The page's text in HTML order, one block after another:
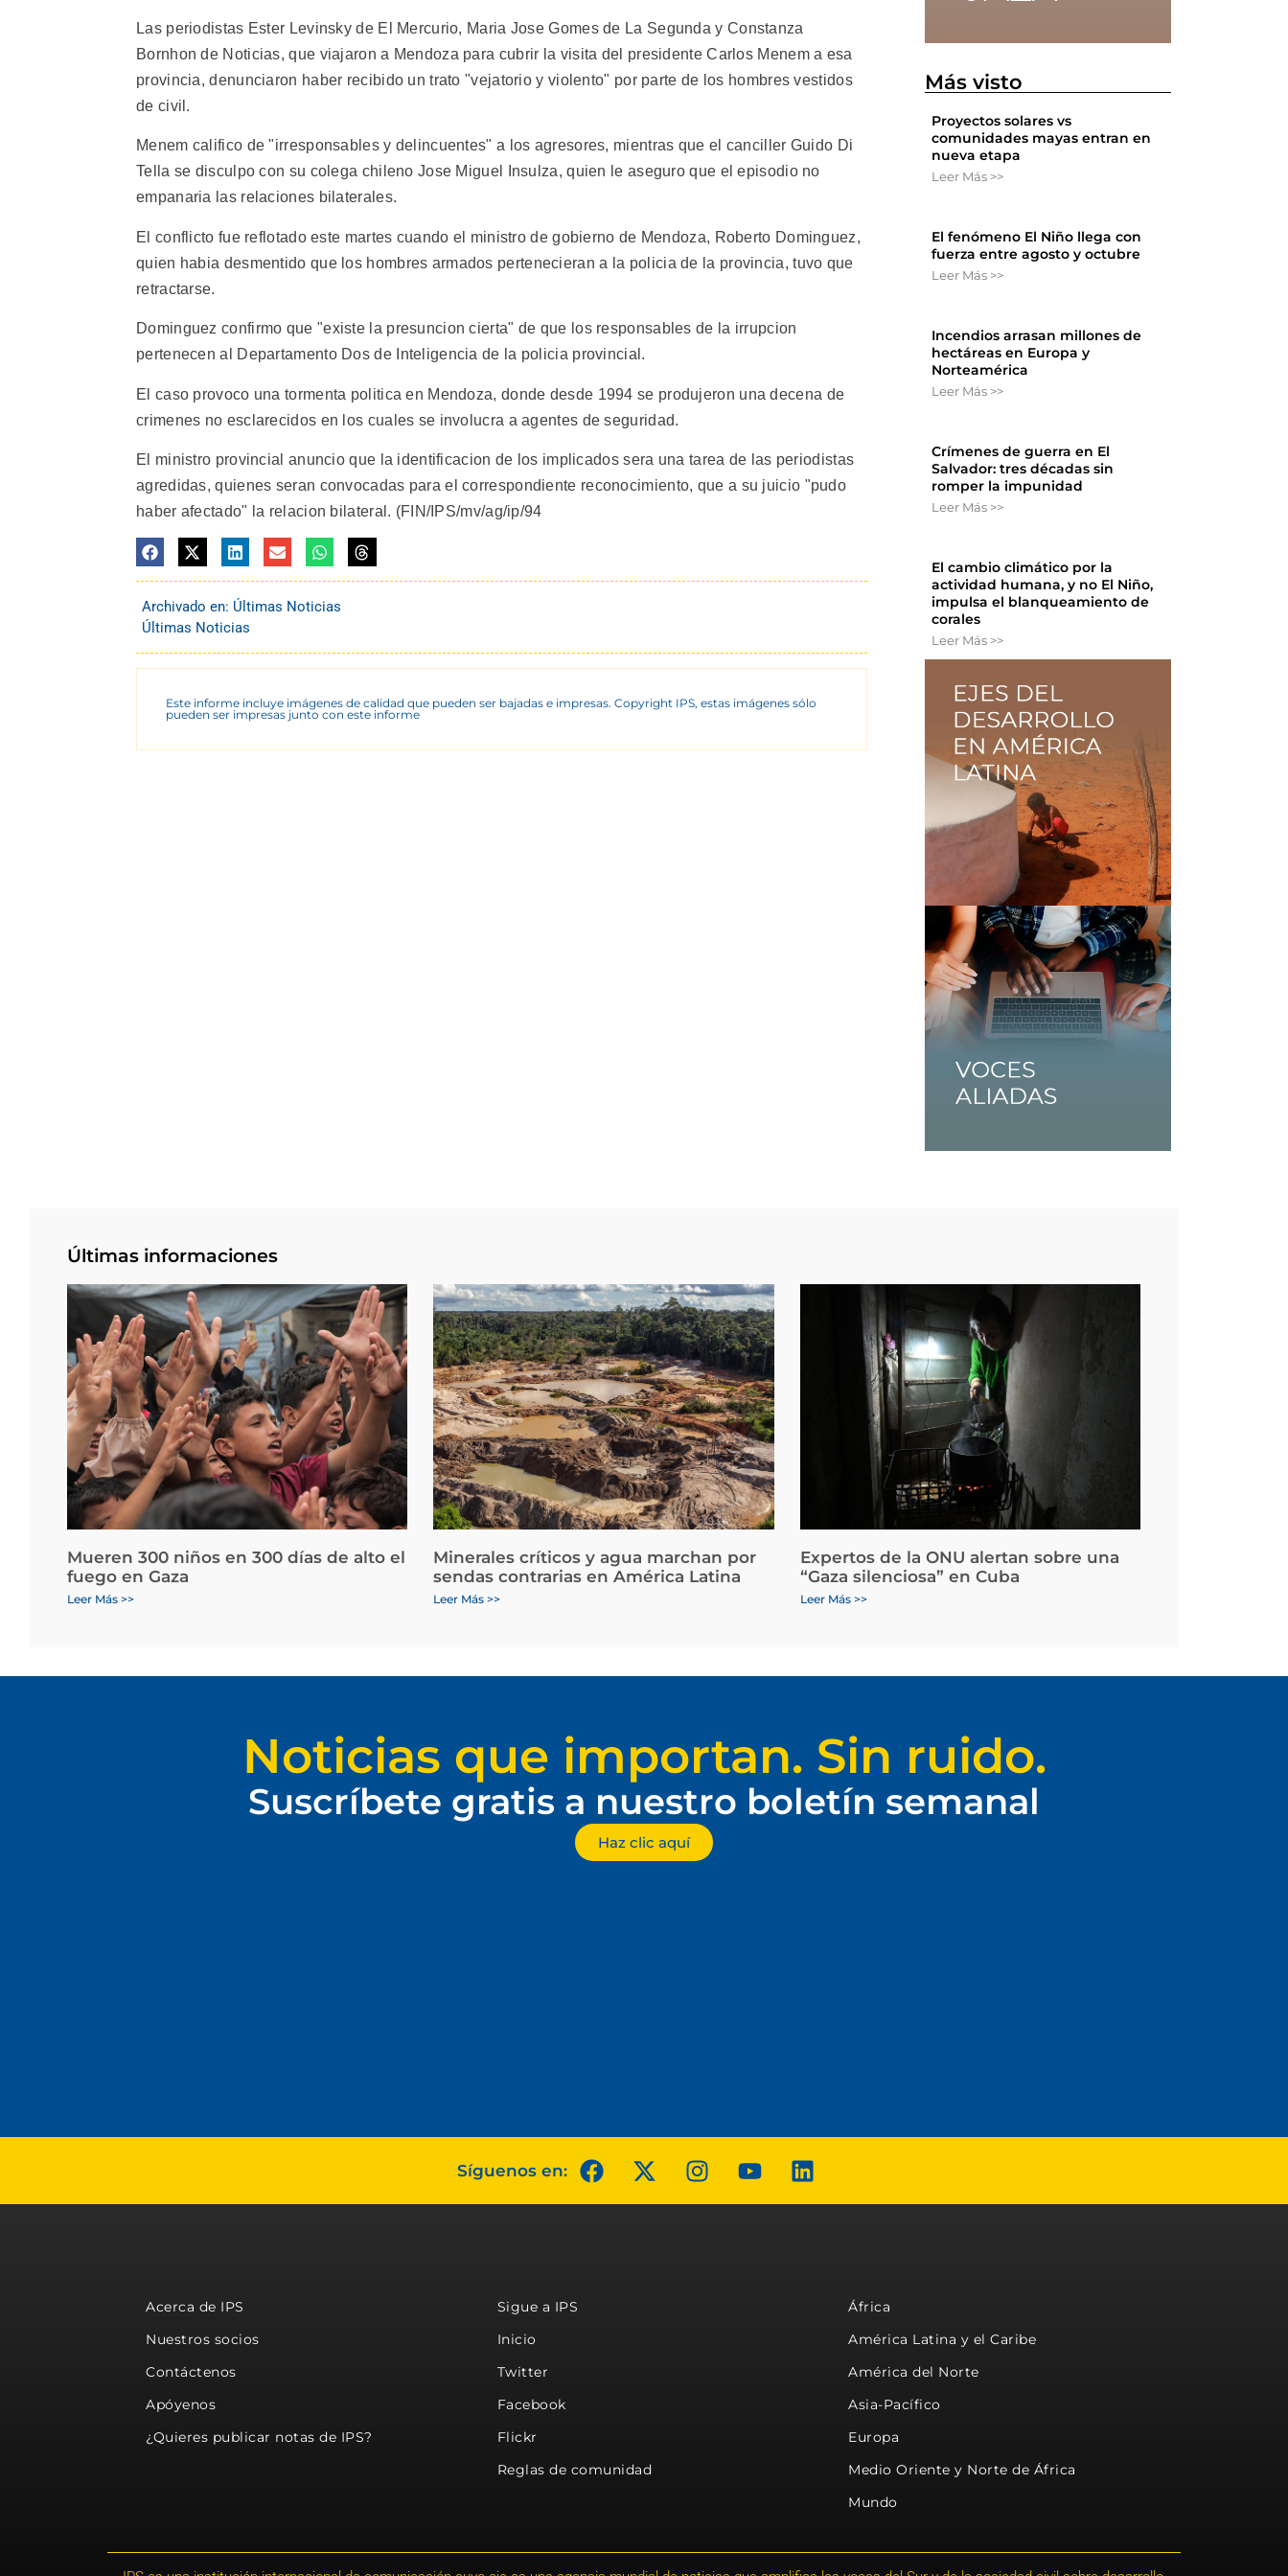
Las periodistas Ester Levinsky de El Mercurio, Maria Jose Gomes de La Segunda y Constanza
Bornhon de Noticias, que viajaron a Mendoza para cubrir la visita del presidente Carlos Menem a esa
provincia, denunciaron haber recibido un trato "vejatorio y violento" por parte de los hombres vestidos
de civil.
Menem califico de "irresponsables y delincuentes" a los agresores, mientras que el canciller Guido Di
Tella se disculpo con su colega chileno Jose Miguel Insulza, quien le aseguro que el episodio no
empanaria las relaciones bilaterales.
El conflicto fue reflotado este martes cuando el ministro de gobierno de Mendoza, Roberto Dominguez,
quien habia desmentido que los hombres armados pertenecieran a la policia de la provincia, tuvo que
retractarse.
Dominguez confirmo que "existe la presuncion cierta" de que los responsables de la irrupcion
pertenecen al Departamento Dos de Inteligencia de la policia provincial.
El caso provoco una tormenta politica en Mendoza, donde desde 1994 se produjeron una decena de
crimenes no esclarecidos en los cuales se involucra a agentes de seguridad.
El ministro provincial anuncio que la identificacion de los implicados sera una tarea de las periodistas
agredidas, quienes seran convocadas para el correspondiente reconocimiento, que a su juicio "pudo
haber afectado" la relacion bilateral. (FIN/IPS/mv/ag/ip/94
Archivado en: Últimas Noticias
Últimas Noticias
Este informe incluye imágenes de calidad que pueden ser bajadas e impresas. Copyright IPS, estas imágenes sólo
pueden ser impresas junto con este informe
Más visto
Proyectos solares vs
comunidades mayas entran en
nueva etapa
Leer Más >>
El fenómeno El Niño llega con
fuerza entre agosto y octubre
Leer Más >>
Incendios arrasan millones de
hectáreas en Europa y
Norteamérica
Leer Más >>
Crímenes de guerra en El
Salvador: tres décadas sin
romper la impunidad
Leer Más >>
El cambio climático por la
actividad humana, y no El Niño,
impulsa el blanqueamiento de
corales
Leer Más >>
Últimas informaciones
Mueren 300 niños en 300 días de alto el
fuego en Gaza
Leer Más >>
Minerales críticos y agua marchan por
sendas contrarias en América Latina
Leer Más >>
Expertos de la ONU alertan sobre una
“Gaza silenciosa” en Cuba
Leer Más >>
Noticias que importan. Sin ruido.
Suscríbete gratis a nuestro boletín semanal
Haz clic aquí
Síguenos en:
Acerca de IPS
Nuestros socios
Contáctenos
Apóyenos
¿Quieres publicar notas de IPS?
Sigue a IPS
Inicio
Twitter
Facebook
Flickr
Reglas de comunidad
África
América Latina y el Caribe
América del Norte
Asia-Pacífico
Europa
Medio Oriente y Norte de África
Mundo